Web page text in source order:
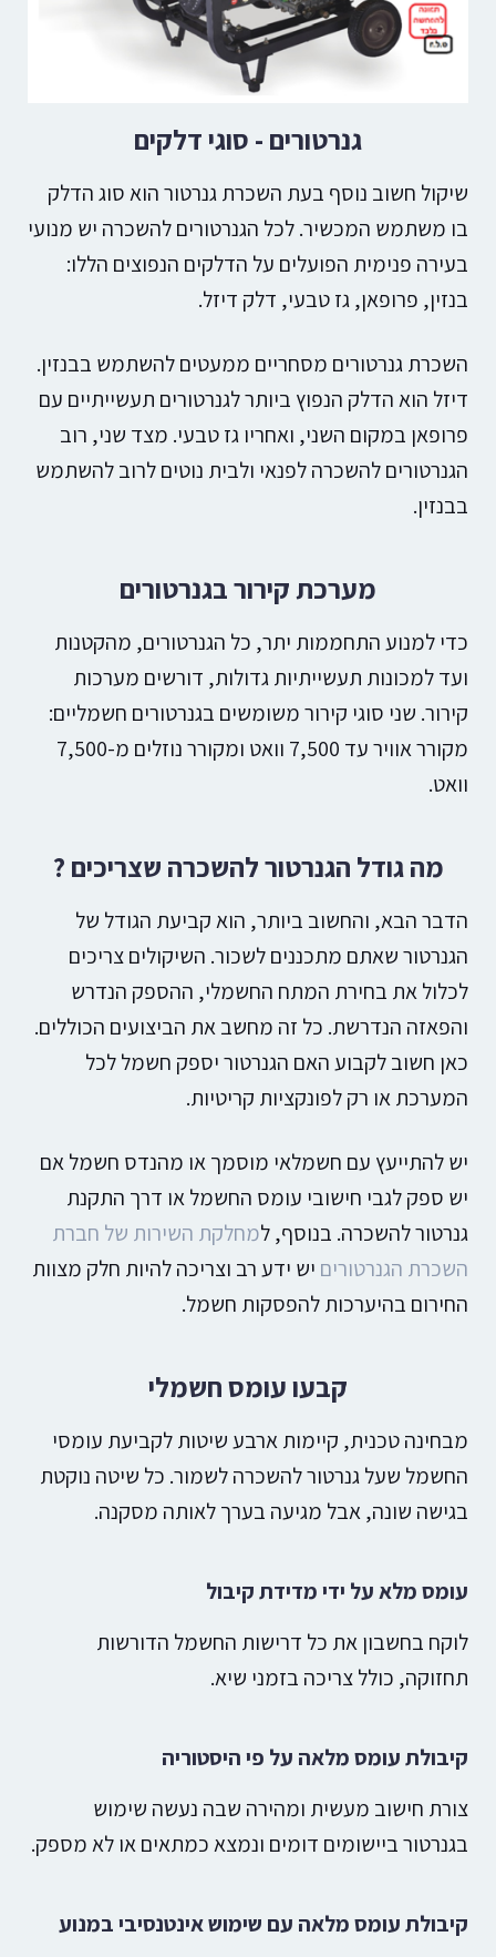
גנרטורים - סוגי דלקים
שיקול חשוב נוסף בעת השכרת גנרטור הוא סוג הדלק
בו משתמש המכשיר. לכל הגנרטורים להשכרה יש מנועי
בעירה פנימית הפועלים על הדלקים הנפוצים הללו:
בנזין, פרופאן, גז טבעי, דלק דיזל.
השכרת גנרטורים מסחריים ממעטים להשתמש בבנזין.
דיזל הוא הדלק הנפוץ ביותר לגנרטורים תעשייתיים עם
פרופאן במקום השני, ואחריו גז טבעי. מצד שני, רוב
הגנרטורים להשכרה לפנאי ולבית נוטים לרוב להשתמש
בבנזין.
מערכת קירור בגנרטורים
כדי למנוע התחממות יתר, כל הגנרטורים, מהקטנות
ועד למכונות תעשייתיות גדולות, דורשים מערכות
קירור. שני סוגי קירור משומשים בגנרטורים חשמליים:
מקורר אוויר עד 7,500 וואט ומקורר נוזלים מ-7,500
וואט.
מה גודל הגנרטור להשכרה שצריכים ?
הדבר הבא, והחשוב ביותר, הוא קביעת הגודל של
הגנרטור שאתם מתכננים לשכור. השיקולים צריכים
לכלול את בחירת המתח החשמלי, ההספק הנדרש
והפאזה הנדרשת. כל זה מחשב את הביצועים הכוללים.
כאן חשוב לקבוע האם הגנרטור יספק חשמל לכל
המערכת או רק לפונקציות קריטיות.
יש להתייעץ עם חשמלאי מוסמך או מהנדס חשמל אם
יש ספק לגבי חישובי עומס החשמל או דרך התקנת
גנרטור להשכרה. בנוסף, למחלקת השירות של חברת
השכרת הגנרטורים יש ידע רב וצריכה להיות חלק מצוות
החירום בהיערכות להפסקות חשמל.
קבעו עומס חשמלי
מבחינה טכנית, קיימות ארבע שיטות לקביעת עומסי
החשמל שעל גנרטור להשכרה לשמור. כל שיטה נוקטת
בגישה שונה, אבל מגיעה בערך לאותה מסקנה.
עומס מלא על ידי מדידת קיבול
לוקח בחשבון את כל דרישות החשמל הדורשות
תחזוקה, כולל צריכה בזמני שיא.
קיבולת עומס מלאה על פי היסטוריה
צורת חישוב מעשית ומהירה שבה נעשה שימוש
בגנרטור ביישומים דומים ונמצא כמתאים או לא מספק.
קיבולת עומס מלאה עם שימוש אינטנסיבי במנוע